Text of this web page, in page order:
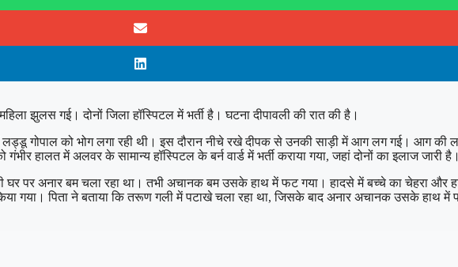
झुलस गई। दोनों जिला हॉस्पिटल में भर्ती है। घटना दीपावली की रात की है।
गोपाल को भोग लगा रही थी। इस दौरान नीचे रखे दीपक से उनकी साड़ी में आग लग गई। आग की
हालत में अलवर के सामान्य हॉस्पिटल के बर्न वार्ड में भर्ती कराया गया, जहां दोनों का इलाज जारी है।
घर पर अनार बम चला रहा था। तभी अचानक बम उसके हाथ में फट गया। हादसे में बच्चे का चेहरा
गया। पिता ने बताया कि तरूण गली में पटाखे चला रहा था, जिसके बाद अनार अचानक उसके हाथ